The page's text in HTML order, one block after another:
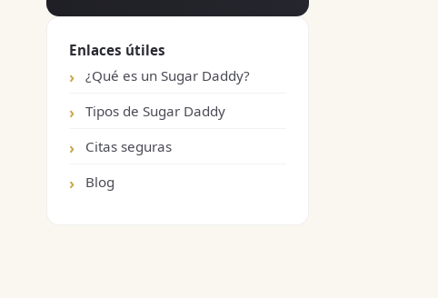
Enlaces útiles
¿Qué es un Sugar Daddy?
Tipos de Sugar Daddy
Citas seguras
Blog